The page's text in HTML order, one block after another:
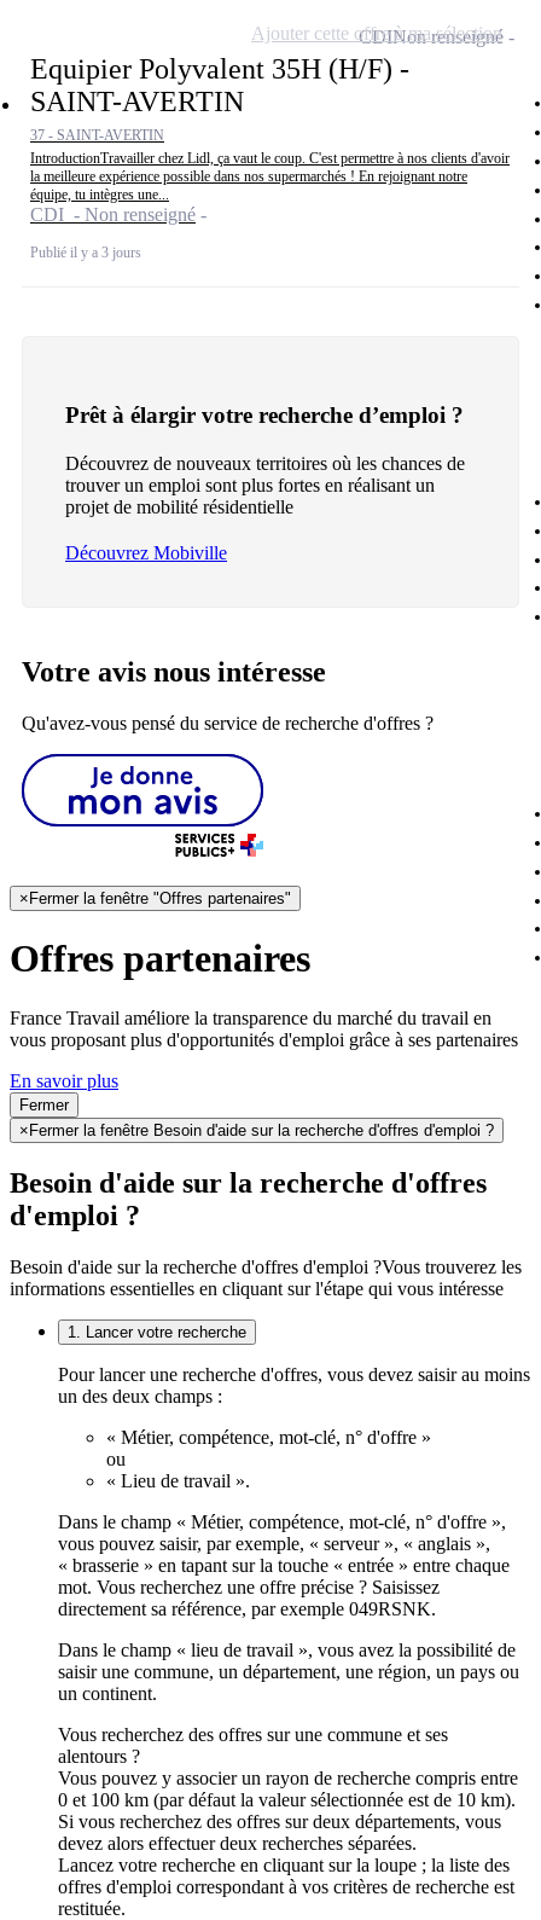
Equipier Polyvalent 35H (H/F) -
SAINT-AVERTIN
37 - SAINT-AVERTIN
IntroductionTravailler chez Lidl, ça vaut le coup. C'est permettre à nos clients d'avoir
la meilleure expérience possible dans nos supermarchés ! En rejoignant notre
équipe, tu intègres une...
CDI - Non renseigné
Publié il y a 3 jours
CDINon renseigné
Ajouter cette offre à ma sélection
Prêt à élargir votre recherche d’emploi ?
Découvrez de nouveaux territoires où les chances de
trouver un emploi sont plus fortes en réalisant un
projet de mobilité résidentielle
Découvrez Mobiville
Votre avis nous intéresse
Qu'avez-vous pensé du service de recherche d'offres ?
× Fermer la fenêtre "Offres partenaires"
Offres partenaires
France Travail améliore la transparence du marché du travail en
vous proposant plus d'opportunités d'emploi grâce à ses partenaires
En savoir plus
Fermer
× Fermer la fenêtre Besoin d'aide sur la recherche d'offres d'emploi ?
Besoin d'aide sur la recherche d'offres
d'emploi ?
Besoin d'aide sur la recherche d'offres d'emploi ?Vous trouverez les
informations essentielles en cliquant sur l'étape qui vous intéresse
1. Lancer votre recherche
Pour lancer une recherche d'offres, vous devez saisir au moins
un des deux champs :
« Métier, compétence, mot-clé, n° d'offre »
ou
« Lieu de travail ».
Dans le champ « Métier, compétence, mot-clé, n° d'offre »,
vous pouvez saisir, par exemple, « serveur », « anglais »,
« brasserie » en tapant sur la touche « entrée » entre chaque
mot. Vous recherchez une offre précise ? Saisissez
directement sa référence, par exemple 049RSNK.
Dans le champ « lieu de travail », vous avez la possibilité de
saisir une commune, un département, une région, un pays ou
un continent.
Vous recherchez des offres sur une commune et ses
alentours ?
Vous pouvez y associer un rayon de recherche compris entre
0 et 100 km (par défaut la valeur sélectionnée est de 10 km).
Si vous recherchez des offres sur deux départements, vous
devez alors effectuer deux recherches séparées.
Lancez votre recherche en cliquant sur la loupe ; la liste des
offres d'emploi correspondant à vos critères de recherche est
restituée.